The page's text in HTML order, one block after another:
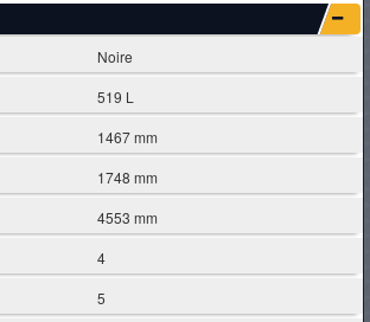
Noire
519 L
1467 mm
1748 mm
4553 mm
4
5